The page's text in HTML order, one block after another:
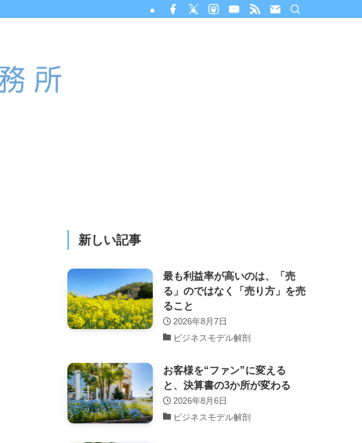
新しい記事
最も利益率が高いのは、「売
る」のではなく「売り方」を売
ること
2026年8月7日
ビジネスモデル解剖
お客様を“ファン”に変える
と、決算書の3か所が変わる
2026年8月6日
ビジネスモデル解剖